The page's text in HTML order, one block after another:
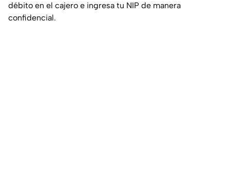
débito en el cajero e ingresa tu NIP de manera
confidencial.